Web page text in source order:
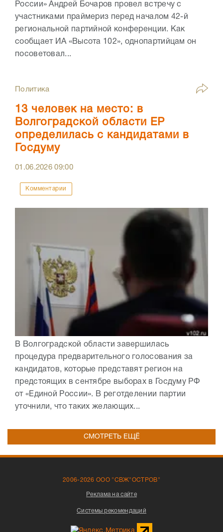
России» Андрей Бочаров провел встречу с
участниками праймериз перед началом 42-й
региональной партийной конференции. Как
сообщает ИА «Высота 102», однопартийцам он
посоветовал...
Политика
13 человек на место: в
Волгоградской области ЕР
определилась с кандидатами в
Госдуму
01.06.202609:00
Комментарии
В Волгоградской области завершилась
процедура предварительного голосования за
кандидатов, которые представят регион на
предстоящих в сентябре выборах в Госдуму РФ
от «Единой России». В реготделении партии
уточнили, что таких желающих...
СМОТРЕТЬ ЕЩЁ
2006-2026 ООО "СВЖ"ОСТРОВ"
Реклама на сайте
Системы рекомендаций